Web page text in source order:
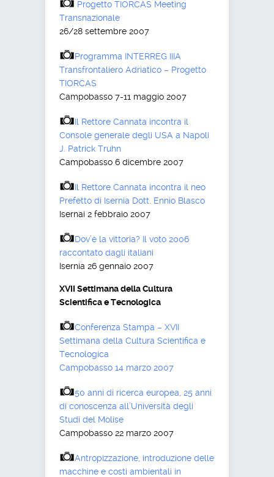
Progetto TIORCAS Meeting
Transnazionale
26/28 settembre 2007
Programma INTERREG IIIA
Transfrontaliero Adriatico – Progetto
TIORCAS
Campobasso 7-11 maggio 2007
Il Rettore Cannata incontra il
Console generale degli USA a Napoli
J. Patrick Truhn
Campobasso 6 dicembre 2007
Il Rettore Cannata incontra il neo
Prefetto di Isernia Dott. Ennio Blasco
Isernai 2 febbraio 2007
Dov’è la vittoria? Il voto 2006
raccontato dagli italiani
Isernia 26 gennaio 2007
XVII Settimana della Cultura
Scientifica e Tecnologica
Conferenza Stampa – XVII
Settimana della Cultura Scientifica e
Tecnologica
Campobasso 14 marzo 2007
50 anni di ricerca europea, 25 anni
di conoscenza all’Università degli
Studi del Molise
Campobasso 22 marzo 2007
Antropizzazione, introduzione delle
macchine e costi ambientali in